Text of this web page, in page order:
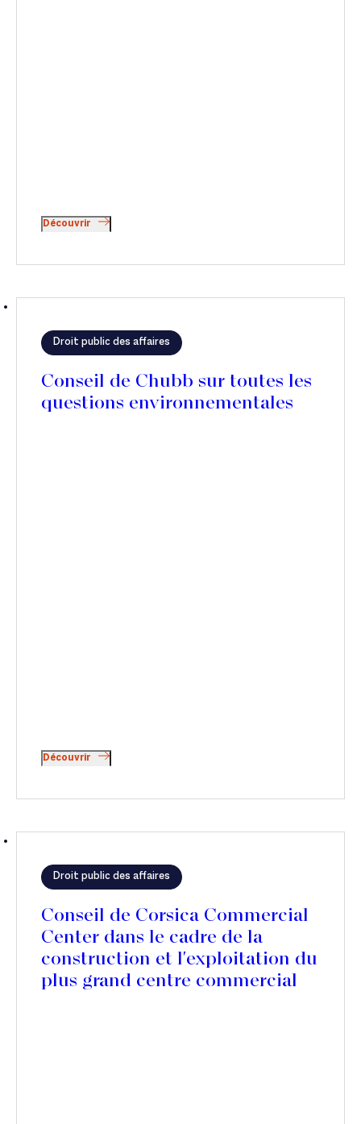
Découvrir
Droit public des affaires
Conseil de Chubb sur toutes les
questions environnementales
Découvrir
Droit public des affaires
Conseil de Corsica Commercial
Center dans le cadre de la
construction et l'exploitation du
plus grand centre commercial